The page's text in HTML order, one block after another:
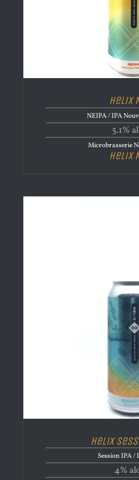
Helix
NEIPA / IPA
5.1%
Microbrasserie
Helix
Helix
Session IPA /
4%